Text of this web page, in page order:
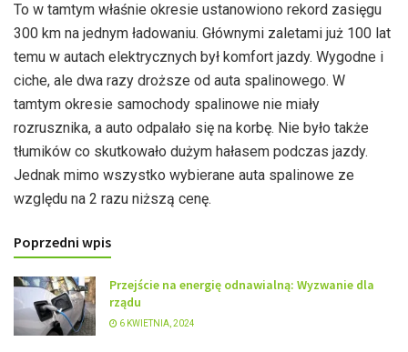
To w tamtym właśnie okresie ustanowiono rekord zasięgu
300 km na jednym ładowaniu. Głównymi zaletami już 100 lat
temu w autach elektrycznych był komfort jazdy. Wygodne i
ciche, ale dwa razy droższe od auta spalinowego. W
tamtym okresie samochody spalinowe nie miały
rozrusznika, a auto odpalało się na korbę. Nie było także
tłumików co skutkowało dużym hałasem podczas jazdy.
Jednak mimo wszystko wybierane auta spalinowe ze
względu na 2 razu niższą cenę.
Poprzedni wpis
Przejście na energię odnawialną: Wyzwanie dla
rządu
6 KWIETNIA, 2024